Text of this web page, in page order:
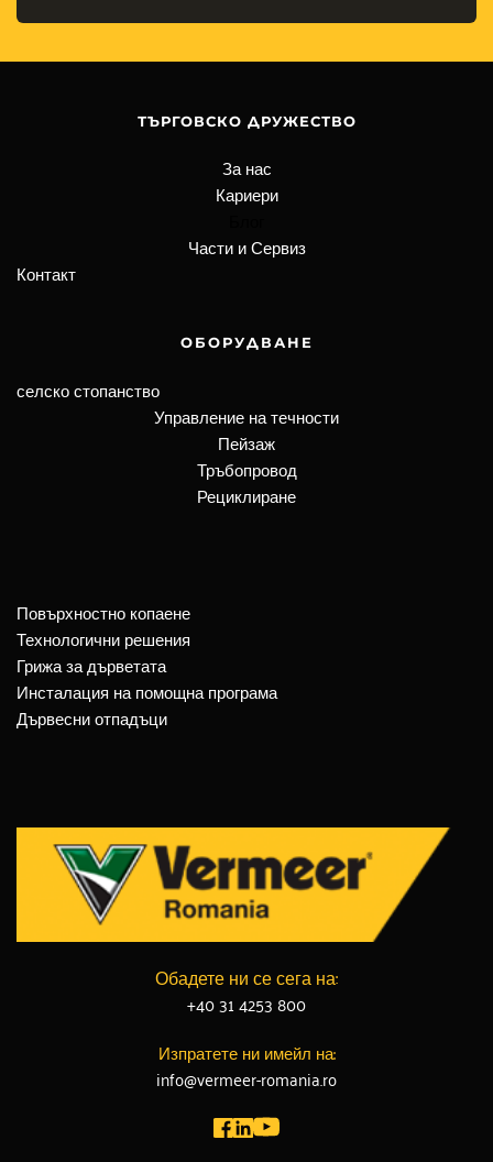
ТЪРГОВСКО ДРУЖЕСТВО
За нас
Кариери
Части и Сервиз
Контакт
ОБОРУДВАНЕ
селско стопанство
Управление на течности
Пейзаж
Тръбопровод
Рециклиране
Повърхностно копаене
Технологични решения
Грижа за дърветата
Инсталация на помощна програма
Дървесни отпадъци
Обадете ни се сега на:
+40 31 4253 800
Изпратете ни имейл на:
info@vermeer-romania.ro